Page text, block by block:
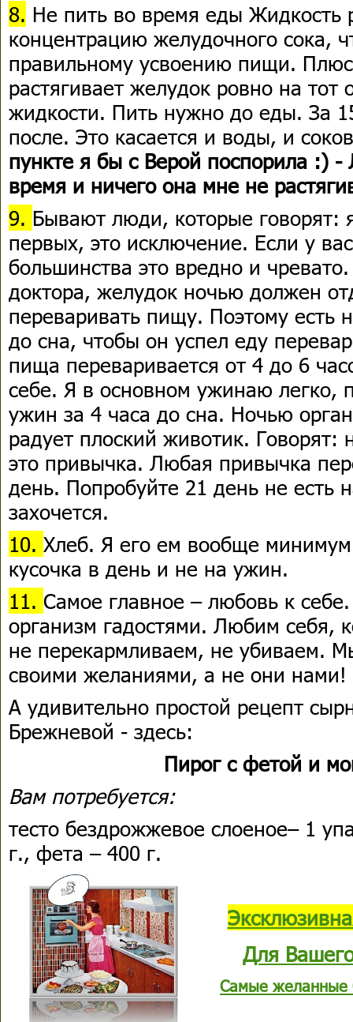
8. Не пить во время еды Жидкость
концентрацию желудочного сока,
правильному усвоению пищи.
растягивает желудок ровно на тот
жидкости. Пить нужно до еды. За
после. Это касается и воды, и
пункте я бы с Верой поспорила :)
время и ничего она мне не
9. Бывают люди, которые говорят:
первых, это исключение. Если у
большинства это вредно и
доктора, желудок ночью должен
переваривать пищу. Поэтому есть
до сна, чтобы он успел еду
пища переваривается от 4 до 6
себе. Я в основном ужинаю легко,
ужин за 4 часа до сна. Ночью
радует плоский животик. Говорят:
это привычка. Любая привычка
день. Попробуйте 21 день не есть
захочется.
10. Хлеб. Я его ем вообще
кусочка в день и не на ужин.
11. Самое главное – любовь к
организм гадостями. Любим себя,
не перекармливаем, не убиваем.
своими желаниями, а не они
А удивительно простой рецепт
Брежневой - здесь:
Пирог с фетой и
Вам потребуется:
тесто бездрожжевое слоеное– 1
г., фета – 400 г.
Для
Самые желанные